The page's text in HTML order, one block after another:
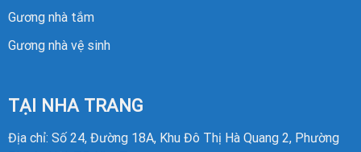
Gương nhà tắm
Gương nhà vệ sinh
TẠI NHA TRANG
Địa chỉ: Số 24, Đường 18A, Khu Đô Thị Hà Quang 2, Phường